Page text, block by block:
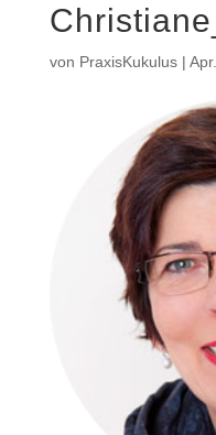
von PraxisKukulus|